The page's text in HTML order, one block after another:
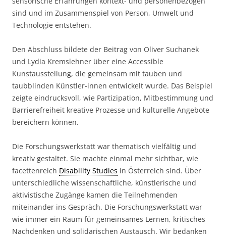
sind und im Zusammenspiel von Person, Umwelt und
Technologie entstehen.
Den Abschluss bildete der Beitrag von Oliver Suchanek
und Lydia Kremslehner über eine Accessible
Kunstausstellung, die gemeinsam mit tauben und
taubblinden Künstler-innen entwickelt wurde. Das Beispiel
zeigte eindrucksvoll, wie Partizipation, Mitbestimmung und
Barrierefreiheit kreative Prozesse und kulturelle Angebote
bereichern können.
Die Forschungswerkstatt war thematisch vielfältig und
kreativ gestaltet. Sie machte einmal mehr sichtbar, wie
facettenreich Disability Studies in Österreich sind. Über
unterschiedliche wissenschaftliche, künstlerische und
aktivistische Zugänge kamen die Teilnehmenden
miteinander ins Gespräch. Die Forschungswerkstatt war
wie immer ein Raum für gemeinsames Lernen, kritisches
Nachdenken und solidarischen Austausch. Wir bedanken